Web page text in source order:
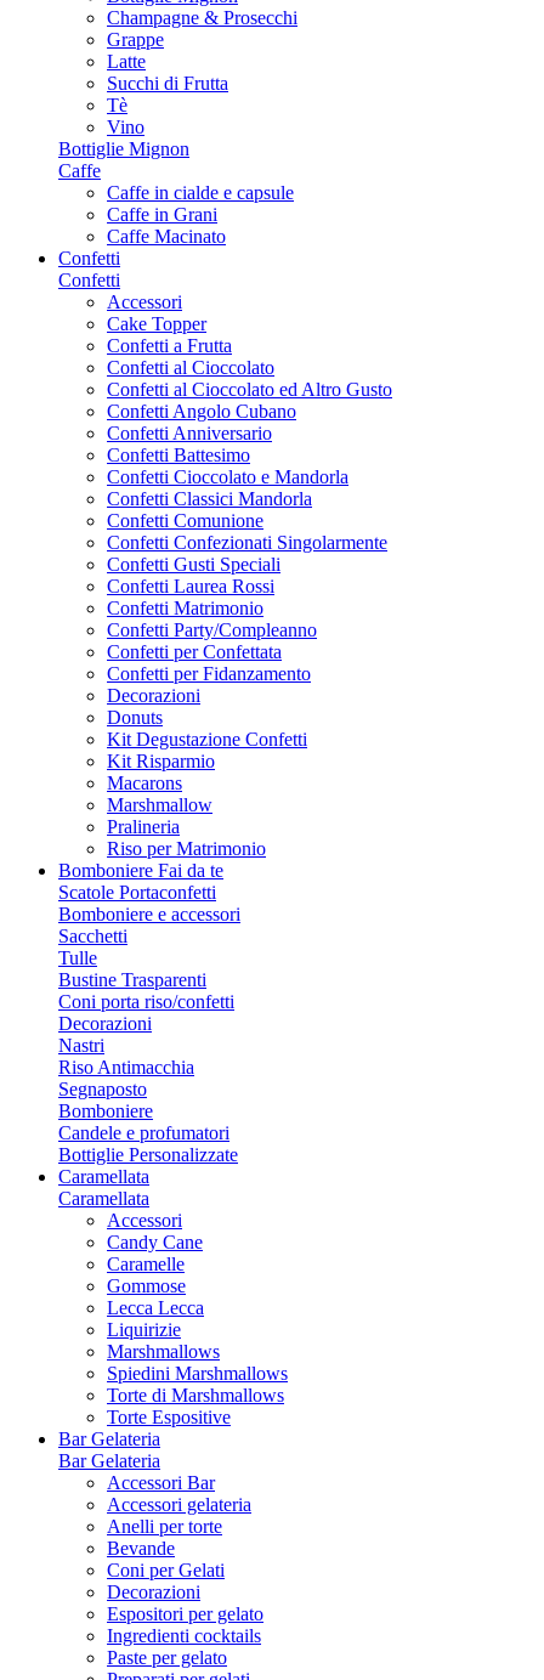
Champagne & Prosecchi
Grappe
Latte
Succhi di Frutta
Tè
Vino
Bottiglie Mignon
Caffe
Caffe in cialde e capsule
Caffe in Grani
Caffe Macinato
Confetti
Confetti
Accessori
Cake Topper
Confetti a Frutta
Confetti al Cioccolato
Confetti al Cioccolato ed Altro Gusto
Confetti Angolo Cubano
Confetti Anniversario
Confetti Battesimo
Confetti Cioccolato e Mandorla
Confetti Classici Mandorla
Confetti Comunione
Confetti Confezionati Singolarmente
Confetti Gusti Speciali
Confetti Laurea Rossi
Confetti Matrimonio
Confetti Party/Compleanno
Confetti per Confettata
Confetti per Fidanzamento
Decorazioni
Donuts
Kit Degustazione Confetti
Kit Risparmio
Macarons
Marshmallow
Pralineria
Riso per Matrimonio
Bomboniere Fai da te
Scatole Portaconfetti
Bomboniere e accessori
Sacchetti
Tulle
Bustine Trasparenti
Coni porta riso/confetti
Decorazioni
Nastri
Riso Antimacchia
Segnaposto
Bomboniere
Candele e profumatori
Bottiglie Personalizzate
Caramellata
Caramellata
Accessori
Candy Cane
Caramelle
Gommose
Lecca Lecca
Liquirizie
Marshmallows
Spiedini Marshmallows
Torte di Marshmallows
Torte Espositive
Bar Gelateria
Bar Gelateria
Accessori Bar
Accessori gelateria
Anelli per torte
Bevande
Coni per Gelati
Decorazioni
Espositori per gelato
Ingredienti cocktails
Paste per gelato